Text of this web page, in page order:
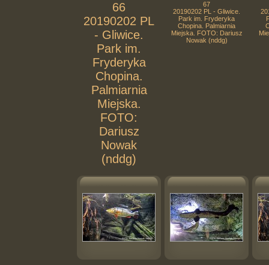
66
20190202 PL
- Gliwice.
Park im.
Fryderyka
Chopina.
Palmiarnia
Miejska.
FOTO:
Dariusz
Nowak
(nddg)
67
20190202 PL - Gliwice.
Park im. Fryderyka
Chopina. Palmiarnia
Miejska. FOTO: Dariusz
Nowak (nddg)